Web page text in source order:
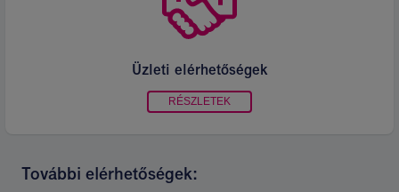
Üzleti elérhetőségek
RÉSZLETEK
További elérhetőségek: